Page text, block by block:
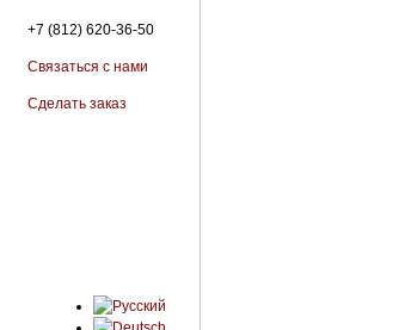
+7 (812) 620-36-50
Связаться с нами
Сделать заказ